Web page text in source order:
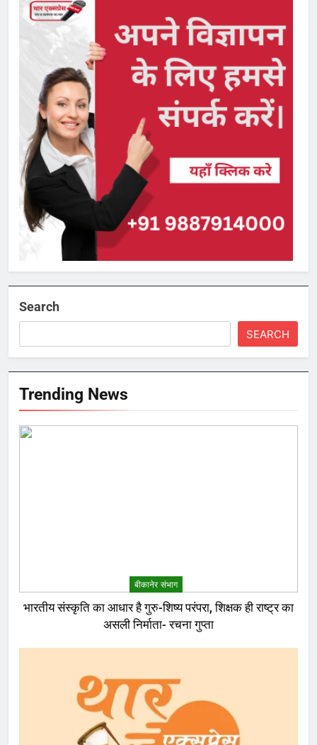
Search
SEARCH
Trending News
बीकानेर संभाग
भारतीय संस्कृति का आधार है गुरु-शिष्य परंपरा, शिक्षक ही राष्ट्र का
असली निर्माता- रचना गुप्ता